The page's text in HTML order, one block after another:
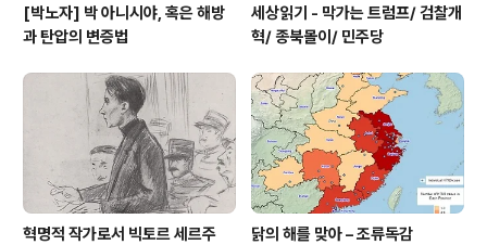
[박노자] 박 아니시야, 혹은 해방
과 탄압의 변증법
세상읽기 - 막가는 트럼프/ 검찰개
혁/ 종북몰이/ 민주당
혁명적 작가로서 빅토르 세르주 닭의 해를 맞아 – 조류독감